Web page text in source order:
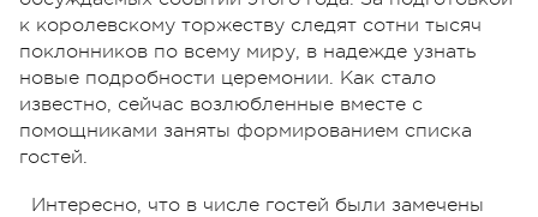
к королевскому торжеству следят сотни тысяч
поклонников по всему миру, в надежде узнать
новые подробности церемонии. Как стало
известно, сейчас возлюбленные вместе с
помощниками заняты формированием списка
гостей.
Интересно, что в числе гостей были замечены